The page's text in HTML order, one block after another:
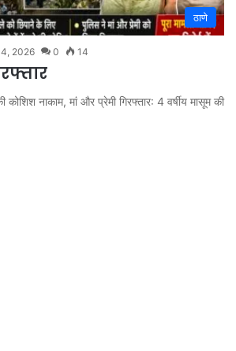
ठाणे
2026 0 14
नाकाम, मां और प्रेमी गिरफ्तार: 4 वर्षीय मासूम की